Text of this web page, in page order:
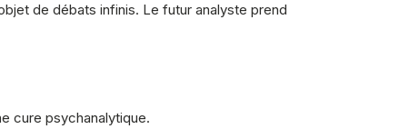
de débats infinis. Le futur analyste prend
cure psychanalytique.